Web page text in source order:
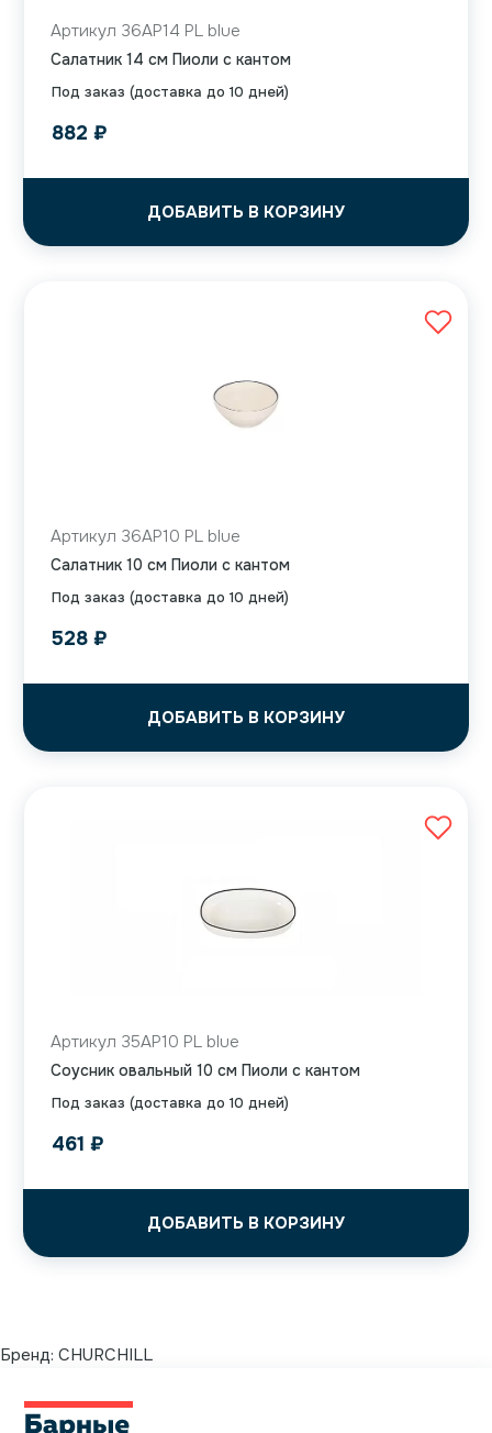
Под заказ (доставка до 10 дней)
Артикул 36AP14 PL blue
Салатник 14 см Пиоли с кантом
882 ₽
ДОБАВИТЬ В КОРЗИНУ
Под заказ (доставка до 10 дней)
Артикул 36AP10 PL blue
Салатник 10 см Пиоли с кантом
528 ₽
ДОБАВИТЬ В КОРЗИНУ
Под заказ (доставка до 10 дней)
Артикул 35AP10 PL blue
Соусник овальный 10 см Пиоли с кантом
461 ₽
ДОБАВИТЬ В КОРЗИНУ
Бренд: CHURCHILL